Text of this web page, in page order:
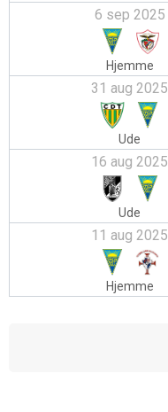
6 sep 2025
Hjemme
31 aug 2025
Ude
16 aug 2025
Ude
11 aug 2025
Hjemme